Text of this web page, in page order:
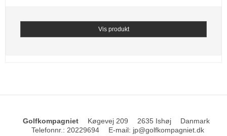
Vis produkt
Golfkompagniet Køgevej 209 2635 Ishøj
Danmark
Telefonnr. : 20229694 E-mail: jp@golfkompagniet.dk